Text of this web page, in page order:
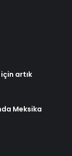
artık
Meksika